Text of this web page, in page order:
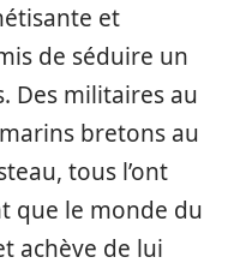
et
de séduire un
Des militaires au
bretons au
tous l’ont
que le monde du
achève de lui